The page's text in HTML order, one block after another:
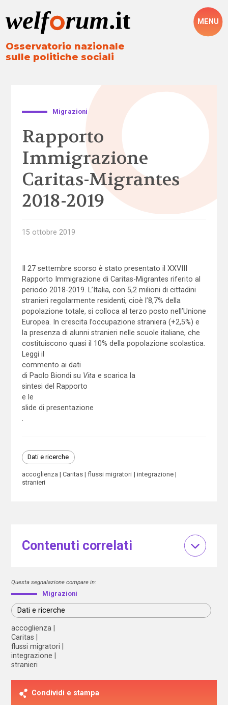
Osservatorio nazionale
sulle politiche sociali
MENU
Migrazioni
Rapporto
Immigrazione
Caritas-Migrantes
2018-2019
15 ottobre 2019
Il 27 settembre scorso è stato presentato il XXVIII
Rapporto Immigrazione di Caritas-Migrantes riferito al
periodo 2018-2019. L’Italia, con 5,2 milioni di cittadini
stranieri regolarmente residenti, cioè l’8,7% della
popolazione totale, si colloca al terzo posto nell’Unione
Europea. In crescita l’occupazione straniera (+2,5%) e
la presenza di alunni stranieri nelle scuole italiane, che
costituiscono quasi il 10% della popolazione scolastica.
Leggi il
commento ai dati
di Paolo Biondi su Vita e scarica la
sintesi del Rapporto
e le
slide di presentazione
Dati e ricerche
accoglienza Caritas flussi migratori
integrazione
stranieri
Contenuti correlati
Questa segnalazione compare in:
Migrazioni
Dati e ricerche
accoglienza
Caritas
flussi migratori
integrazione
stranieri
Condividi e stampa